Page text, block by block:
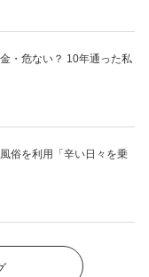
・危ない？ 10年通った私
俗を利用「辛い日々を乗